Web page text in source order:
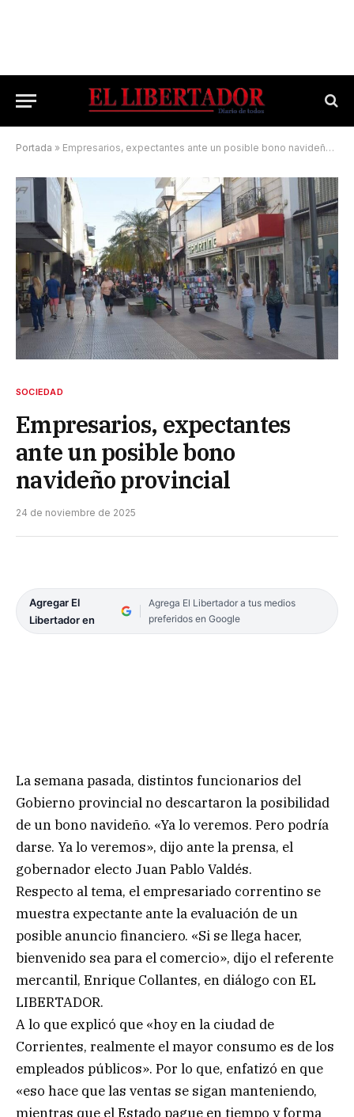
Portada » Empresarios, expectantes ante un posible bono navideño provincial
SOCIEDAD
Empresarios, expectantes
ante un posible bono
navideño provincial
24 de noviembre de 2025
Agregar El
Libertador en
Agrega El Libertador a tus medios
preferidos en Google
La semana pasada, distintos funcionarios del
Gobierno provincial no descartaron la posibilidad
de un bono navideño. «Ya lo veremos. Pero podría
darse. Ya lo veremos», dijo ante la prensa, el
gobernador electo Juan Pablo Valdés.
Respecto al tema, el empresariado correntino se
muestra expectante ante la evaluación de un
posible anuncio financiero. «Si se llega hacer,
bienvenido sea para el comercio», dijo el referente
mercantil, Enrique Collantes, en diálogo con EL
LIBERTADOR.
A lo que explicó que «hoy en la ciudad de
Corrientes, realmente el mayor consumo es de los
empleados públicos». Por lo que, enfatizó en que
«eso hace que las ventas se sigan manteniendo,
mientras que el Estado pague en tiempo y forma